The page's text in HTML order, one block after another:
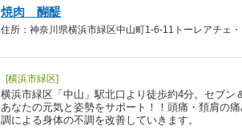
焼肉 醐醍
住所：神奈川県横浜市緑区中山町1-6-11トーレアチェ
[横浜市緑区]
横浜市緑区「中山」駅北口より徒歩約4分。セブン
あなたの元気と姿勢をサポート！！頭痛・頚肩の
調による身体の不調を改善していきます。